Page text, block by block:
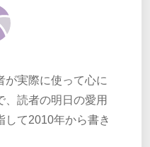
が実際に使って心に
、読者の明日の愛用
して2010年から書き